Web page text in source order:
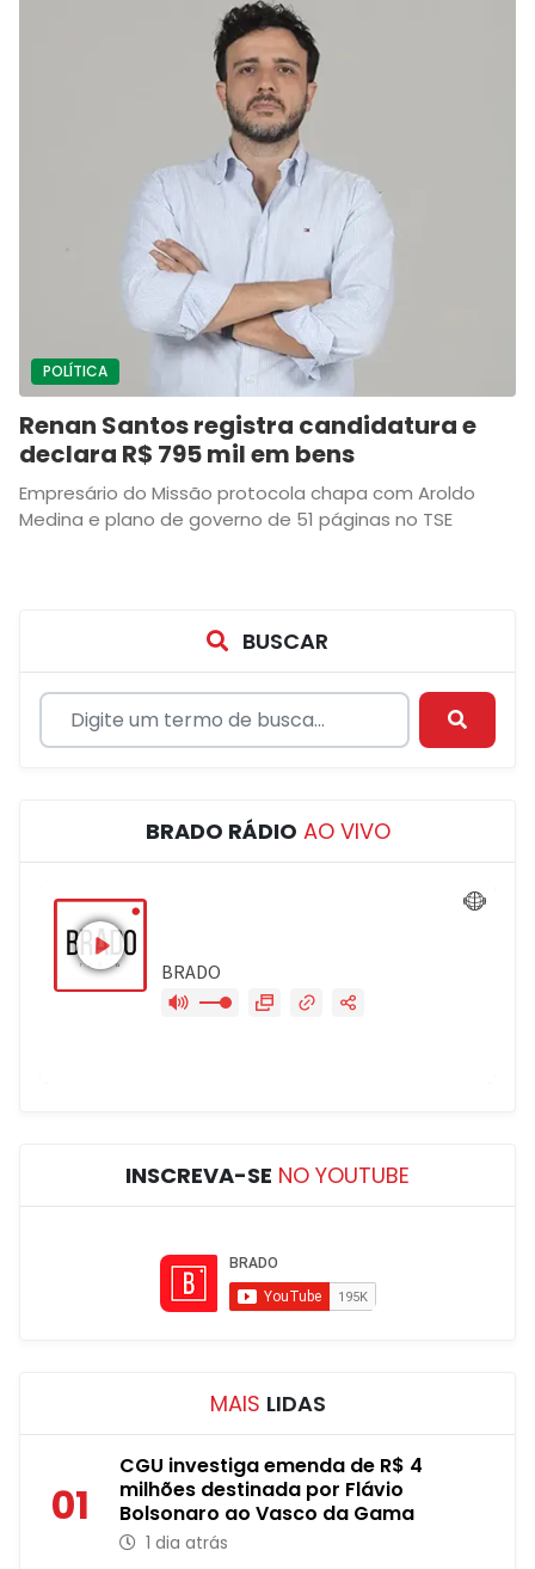
POLÍTICA
Renan Santos registra candidatura e
declara R$ 795 mil em bens
Empresário do Missão protocola chapa com Aroldo
Medina e plano de governo de 51 páginas no TSE
BUSCAR
BRADO RÁDIO AO VIVO
INSCREVA-SE NO YOUTUBE
MAIS LIDAS
01
CGU investiga emenda de R$ 4
milhões destinada por Flávio
Bolsonaro ao Vasco da Gama
1 dia atrás